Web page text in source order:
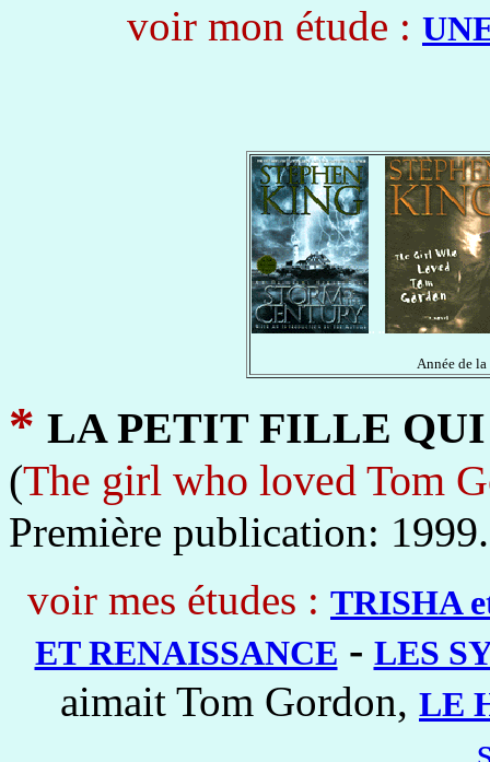
voir mon étude :
.. ..
Année de la
* LA PETIT FILLE
(The girl who loved Tom
Première publication: 1999.
voir mes études : TRISHA
ET RENAISSANCE - LES
aimait Tom Gordon, LE